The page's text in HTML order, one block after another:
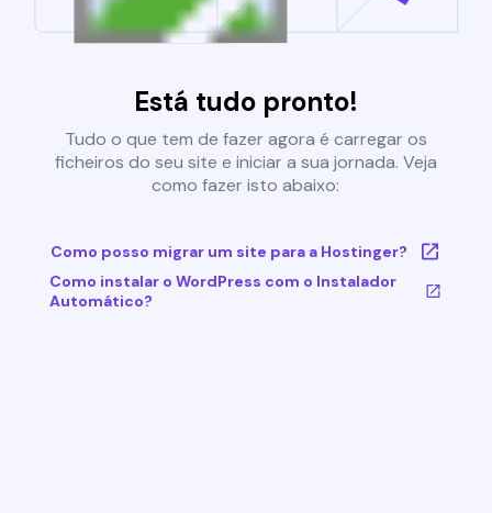
Está tudo pronto!
Tudo o que tem de fazer agora é carregar os
ficheiros do seu site e iniciar a sua jornada. Veja
como fazer isto abaixo:
Como posso migrar um site para a Hostinger?
Como instalar o WordPress com o Instalador
Automático?